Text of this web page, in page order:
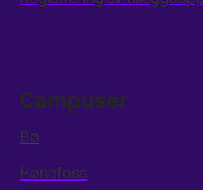
Campuser
Bø
Hønefoss